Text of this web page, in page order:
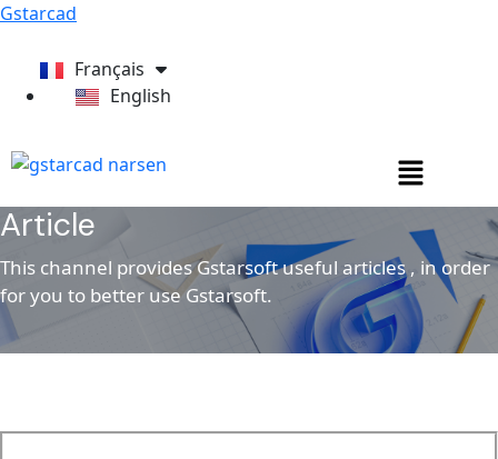
Gstarcad
Français
English
Article
This channel provides Gstarsoft useful articles , in order
for you to better use Gstarsoft.